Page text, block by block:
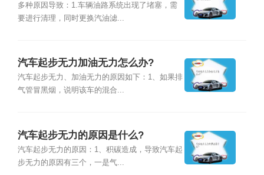
多种原因导致：1.车辆油路系统出现了堵塞，需
要进行清理，同时更换汽油滤...
汽车起步无力加油无力怎么办?
汽车起步无力、加油无力的原因如下：1、如果排
气管冒黑烟，说明该车的混合...
汽车起步无力的原因是什么?
汽车起步无力的原因：1、积碳造成，导致汽车起
步无力的原因有三个，一是气...